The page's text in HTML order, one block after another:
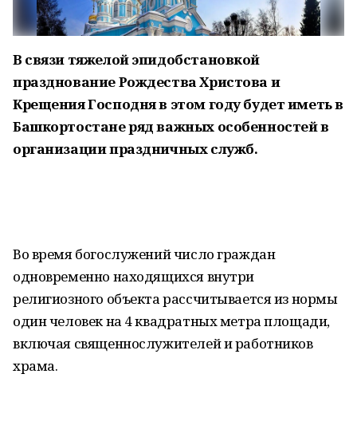
В связи тяжелой эпидобстановкой
празднование Рождества Христова и
Крещения Господня в этом году будет иметь в
Башкортостане ряд важных особенностей в
организации праздничных служб.
Во время богослужений число граждан
одновременно находящихся внутри
религиозного объекта рассчитывается из нормы
один человек на 4 квадратных метра площади,
включая священнослужителей и работников
храма.